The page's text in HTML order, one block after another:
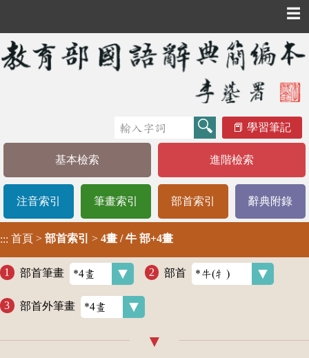
☰
學習筆記
基本檢索 進階檢索
注音索引 筆畫索引 部首索引 辭典附錄
::: 首頁 > 部首索引 > 4畫 / 牛 部+4畫
部首筆畫 部首
部首外筆畫